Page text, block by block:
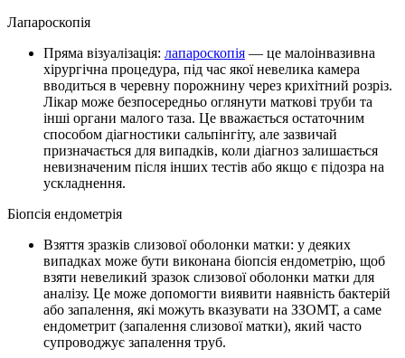
Лапароскопія
Пряма візуалізація: лапароскопія — це малоінвазивна
хірургічна процедура, під час якої невелика камера
вводиться в черевну порожнину через крихітний розріз.
Лікар може безпосередньо оглянути маткові труби та
інші органи малого таза. Це вважається остаточним
способом діагностики сальпінгіту, але зазвичай
призначається для випадків, коли діагноз залишається
невизначеним після інших тестів або якщо є підозра на
ускладнення.
Біопсія ендометрія
Взяття зразків слизової оболонки матки: у деяких
випадках може бути виконана біопсія ендометрію, щоб
взяти невеликий зразок слизової оболонки матки для
аналізу. Це може допомогти виявити наявність бактерій
або запалення, які можуть вказувати на ЗЗОМТ, а саме
ендометрит (запалення слизової матки), який часто
супроводжує запалення труб.